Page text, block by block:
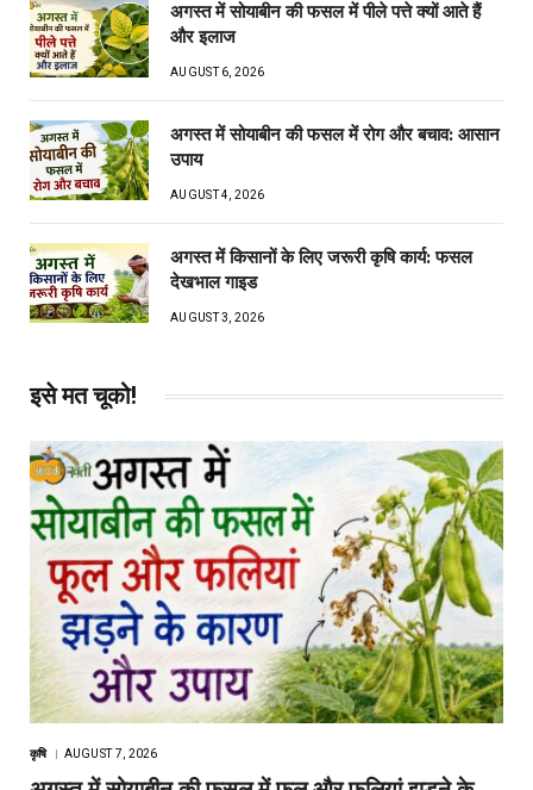
अगस्त में सोयाबीन की फसल में पीले पत्ते क्यों आते हैं
और इलाज
AUGUST 6, 2026
अगस्त में सोयाबीन की फसल में रोग और बचाव: आसान
उपाय
AUGUST 4, 2026
अगस्त में किसानों के लिए जरूरी कृषि कार्य: फसल
देखभाल गाइड
AUGUST 3, 2026
इसे मत चूको!
कृषि AUGUST 7, 2026